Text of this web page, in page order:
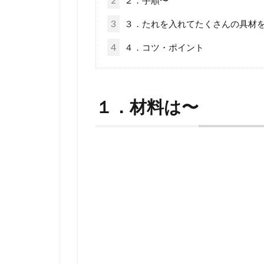
3 ３．たれを入れてたくさんの具材
4 ４．コツ・ポイント
１．材料は〜